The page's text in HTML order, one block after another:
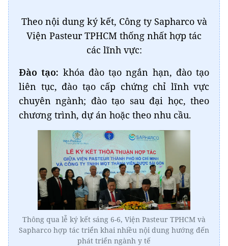
Theo nội dung ký kết, Công ty Sapharco và
Viện Pasteur TPHCM thống nhất hợp tác
các lĩnh vực:
Đào tạo: khóa đào tạo ngắn hạn, đào tạo
liên tục, đào tạo cấp chứng chỉ lĩnh vực
chuyên ngành; đào tạo sau đại học, theo
chương trình, dự án hoặc theo nhu cầu.
Thông qua lễ ký kết sáng 6-6, Viện Pasteur TPHCM và
Sapharco hợp tác triển khai nhiều nội dung hướng đến
phát triển ngành y tế